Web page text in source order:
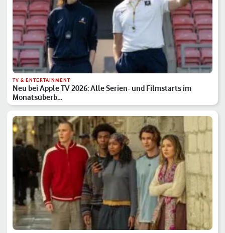
TV & ENTERTAINMENT
Neu bei Apple TV 2026: Alle Serien- und Filmstarts im
Monatsüberb…